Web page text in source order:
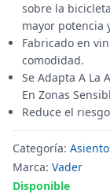
sobre la
mayor potencia
Fabricado en
comodidad.
Se Adapta A La
En Zonas
Reduce el
Categoría:
Marca: Vader
Disponible